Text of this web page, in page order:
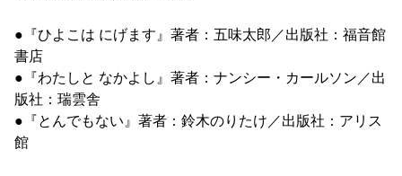
●『ひよこは にげます』著者：五味太郎／出版社：福音館
書店
●『わたしと なかよし』著者：ナンシー・カールソン／出
版社：瑞雲舎
●『とんでもない』著者：鈴木のりたけ／出版社：アリス
館